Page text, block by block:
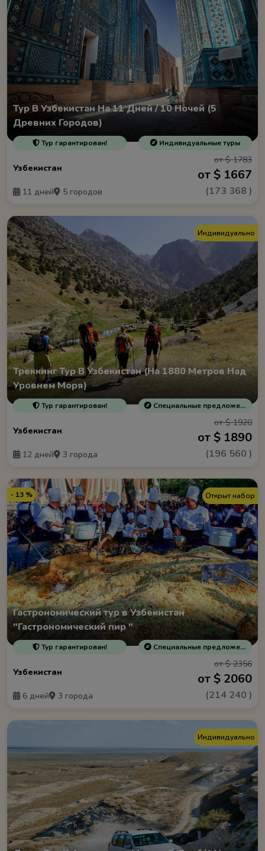
Тур В Узбекистан На 11 Дней / 10 Ночей (5
Древних Городов)
Тур гарантирован! Индивидуальные туры
Узбекистан
11 дней 5 городов
от $ 1783
от $ 1667
(173 368 )
Индивидуально
Треккинг Тур В Узбекистан (На 1880 Метров Над
Уровнем Моря)
Тур гарантирован! Специальные предложения
Узбекистан
12 дней 3 города
от $ 1920
от $ 1890
(196 560 )
Открыт набор
- 13 %
Гастрономический тур в Узбекистан
"Гастрономический пир "
Тур гарантирован! Специальные предложения
Узбекистан
6 дней 3 города
от $ 2356
от $ 2060
(214 240 )
Индивидуально